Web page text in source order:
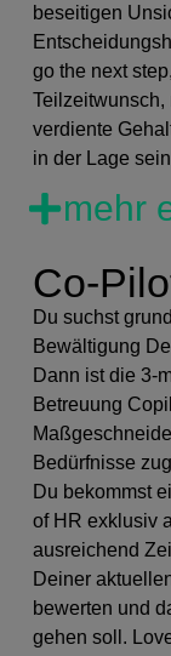
beseitigen
go the next
Teilzeitwunsch,
verdiente
in der Lage
mehr
Co-
Du suchst
Bewältigung
Dann ist die 3-
Betreuung
Bedürfnisse
Du bekommst
of HR exklusiv
ausreichend
Deiner
bewerten und
gehen soll.